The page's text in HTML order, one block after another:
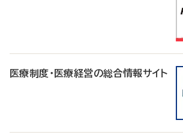
医療制度・医療経営の総合情報サイト